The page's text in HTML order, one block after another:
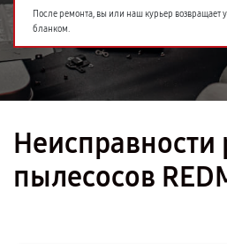
После ремонта, вы или наш курьер возвращает
бланком.
Неисправности
пылесосов